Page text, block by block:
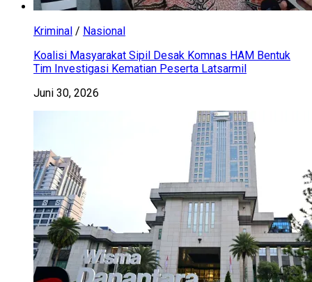
Kriminal / Nasional
Koalisi Masyarakat Sipil Desak Komnas HAM Bentuk
Tim Investigasi Kematian Peserta Latsarmil
Juni 30, 2026